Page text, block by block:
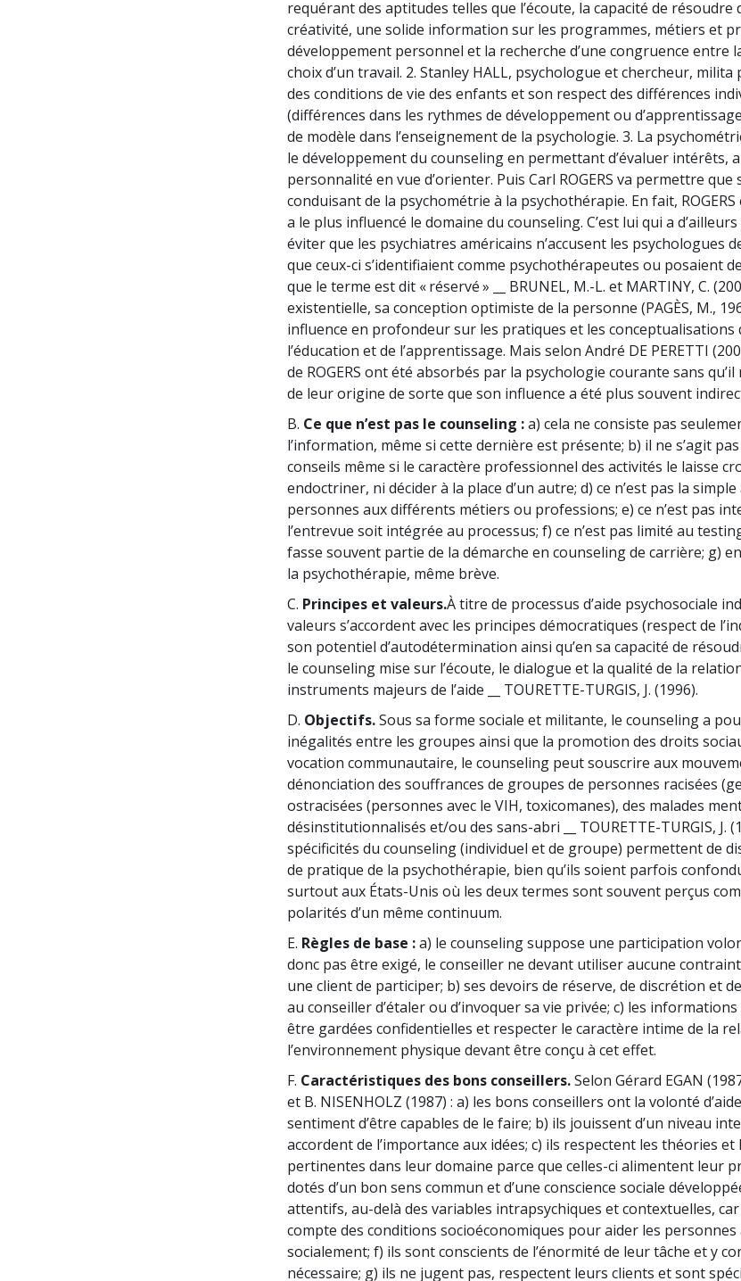
requérant des aptitudes telles que l’écoute, la capacité de résoudre
créativité, une solide information sur les programmes, métiers et
développement personnel et la recherche d’une congruence entre
choix d’un travail. 2. Stanley HALL, psychologue et chercheur,
des conditions de vie des enfants et son respect des différences
(différences dans les rythmes de développement ou
de modèle dans l’enseignement de la psychologie. 3. La
le développement du counseling en permettant d’évaluer intérêts,
personnalité en vue d’orienter. Puis Carl ROGERS va permettre
conduisant de la psychométrie à la psychothérapie. En fait,
a le plus influencé le domaine du counseling. C’est lui qui a
éviter que les psychiatres américains n’accusent les psychologues
que ceux-ci s’identifiaient comme psychothérapeutes ou posaient
que le terme est dit « réservé » __ BRUNEL, M.-L. et MARTINY, C.
existentielle, sa conception optimiste de la personne (PAGÈS, M.,
influence en profondeur sur les pratiques et les conceptualisations
l’éducation et de l’apprentissage. Mais selon André DE PERETTI
de ROGERS ont été absorbés par la psychologie courante sans
de leur origine de sorte que son influence a été plus souvent
B. Ce que n’est pas le counseling :a) cela ne consiste pas
l’information, même si cette dernière est présente; b) il ne s’agit
conseils même si le caractère professionnel des activités le laisse
endoctriner, ni décider à la place d’un autre; d) ce n’est pas la
personnes aux différents métiers ou professions; e) ce n’est pas
l’entrevue soit intégrée au processus; f) ce n’est pas limité au
fasse souvent partie de la démarche en counseling de carrière; g)
la psychothérapie, même brève.
C. Principes et valeurs.À titre de processus d’aide psychosociale
valeurs s’accordent avec les principes démocratiques (respect de
son potentiel d’autodétermination ainsi qu’en sa capacité de
le counseling mise sur l’écoute, le dialogue et la qualité de la
instruments majeurs de l’aide __ TOURETTE-TURGIS, J. (1996).
D. Objectifs.Sous sa forme sociale et militante, le counseling a
inégalités entre les groupes ainsi que la promotion des droits
vocation communautaire, le counseling peut souscrire aux
dénonciation des souffrances de groupes de personnes racisées
ostracisées (personnes avec le VIH, toxicomanes), des malades
désinstitutionnalisés et/ou des sans-abri __ TOURETTE-TURGIS, J.
spécificités du counseling (individuel et de groupe) permettent de
de pratique de la psychothérapie, bien qu’ils soient parfois
surtout aux États-Unis où les deux termes sont souvent perçus
polarités d’un même continuum.
E. Règles de base :a) le counseling suppose une participation
donc pas être exigé, le conseiller ne devant utiliser aucune
une client de participer; b) ses devoirs de réserve, de discrétion et
au conseiller d’étaler ou d’invoquer sa vie privée; c) les
être gardées confidentielles et respecter le caractère intime de la
l’environnement physique devant être conçu à cet effet.
F. Caractéristiques des bons conseillers.Selon Gérard EGAN
et B. NISENHOLZ (1987) : a) les bons conseillers ont la volonté
sentiment d’être capables de le faire; b) ils jouissent d’un niveau
accordent de l’importance aux idées; c) ils respectent les théories et
pertinentes dans leur domaine parce que celles-ci alimentent leur
dotés d’un bon sens commun et d’une conscience sociale
attentifs, au-delà des variables intrapsychiques et contextuelles,
compte des conditions socioéconomiques pour aider les personnes
socialement; f) ils sont conscients de l’énormité de leur tâche et y
nécessaire; g) ils ne jugent pas, respectent leurs clients et sont